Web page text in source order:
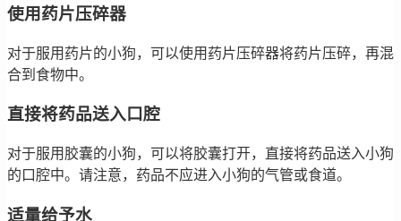
使用药片压碎器
对于服用药片的小狗，可以使用药片压碎器将药片压碎，再混
合到食物中。
直接将药品送入口腔
对于服用胶囊的小狗，可以将胶囊打开，直接将药品送入小狗
的口腔中。请注意，药品不应进入小狗的气管或食道。
适量给予水